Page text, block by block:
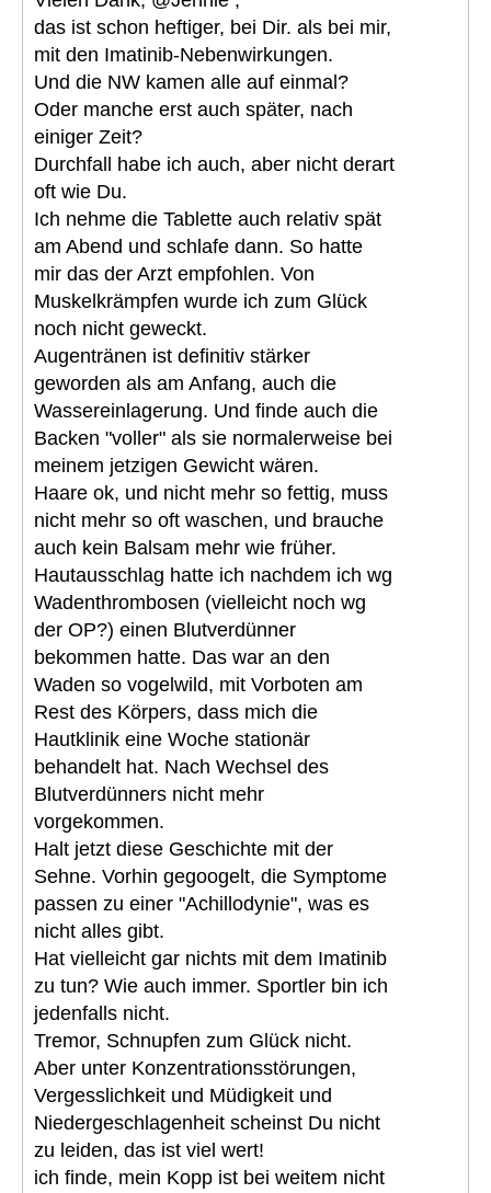
das ist schon heftiger, bei Dir. als bei mir,
mit den Imatinib-Nebenwirkungen.
Und die NW kamen alle auf einmal?
Oder manche erst auch später, nach
einiger Zeit?
Durchfall habe ich auch, aber nicht derart
oft wie Du.
Ich nehme die Tablette auch relativ spät
am Abend und schlafe dann. So hatte
mir das der Arzt empfohlen. Von
Muskelkrämpfen wurde ich zum Glück
noch nicht geweckt.
Augentränen ist definitiv stärker
geworden als am Anfang, auch die
Wassereinlagerung. Und finde auch die
Backen "voller" als sie normalerweise bei
meinem jetzigen Gewicht wären.
Haare ok, und nicht mehr so fettig, muss
nicht mehr so oft waschen, und brauche
auch kein Balsam mehr wie früher.
Hautausschlag hatte ich nachdem ich wg
Wadenthrombosen (vielleicht noch wg
der OP?) einen Blutverdünner
bekommen hatte. Das war an den
Waden so vogelwild, mit Vorboten am
Rest des Körpers, dass mich die
Hautklinik eine Woche stationär
behandelt hat. Nach Wechsel des
Blutverdünners nicht mehr
vorgekommen.
Halt jetzt diese Geschichte mit der
Sehne. Vorhin gegoogelt, die Symptome
passen zu einer "Achillodynie", was es
nicht alles gibt.
Hat vielleicht gar nichts mit dem Imatinib
zu tun? Wie auch immer. Sportler bin ich
jedenfalls nicht.
Tremor, Schnupfen zum Glück nicht.
Aber unter Konzentrationsstörungen,
Vergesslichkeit und Müdigkeit und
Niedergeschlagenheit scheinst Du nicht
zu leiden, das ist viel wert!
ich finde, mein Kopp ist bei weitem nicht